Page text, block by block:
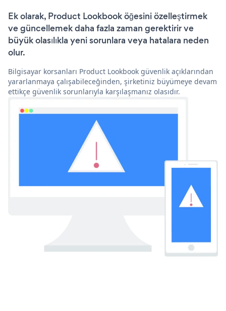
Ek olarak, Product Lookbook öğesini özelleştirmek
ve güncellemek daha fazla zaman gerektirir ve
büyük olasılıkla yeni sorunlara veya hatalara neden
olur.
Bilgisayar korsanları Product Lookbook güvenlik açıklarından
yararlanmaya çalışabileceğinden, şirketiniz büyümeye devam
ettikçe güvenlik sorunlarıyla karşılaşmanız olasıdır.